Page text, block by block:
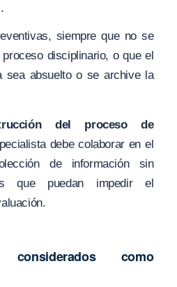
siempre que no se
proceso disciplinario, o que el
sea absuelto o se archive la
del proceso de
debe colaborar en el
de información sin
que puedan impedir el
considerados como